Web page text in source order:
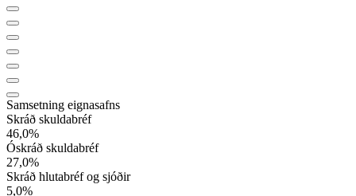
Samsetning eignasafns
Skráð skuldabréf
46,0%
Óskráð skuldabréf
27,0%
Skráð hlutabréf og sjóðir
5,0%